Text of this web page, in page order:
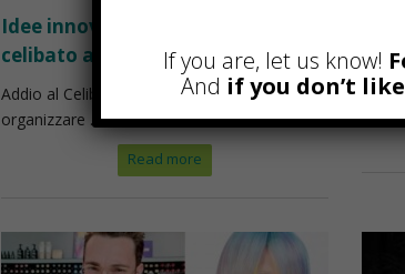
Idee innovative per un addio al
celibato a Milano
Addio al Celibato a Milano Stai cercando di
organizzare ...
Read more
Se
If you are, let us know!
And if you don’t